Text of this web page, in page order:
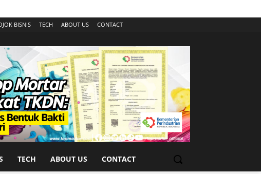
BISNIS TECH ABOUT US CONTACT
TECH ABOUT US CONTACT